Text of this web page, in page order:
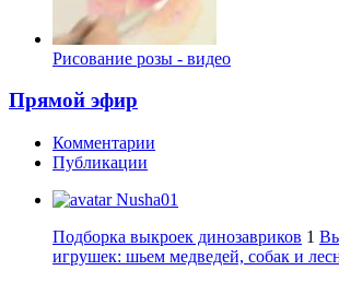
Рисование розы - видео
Прямой эфир
Комментарии
Публикации
Nusha01
Подборка выкроек динозавриков 1
игрушек: шьем медведей, собак и